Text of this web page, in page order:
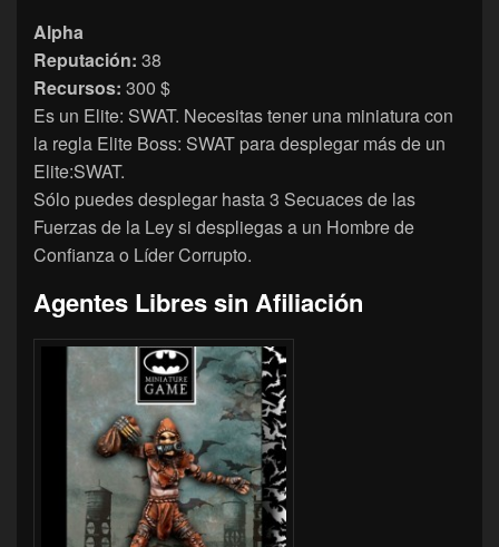
Alpha
Reputación: 38
Recursos: 300 $
Es un Elite: SWAT. Necesitas tener una miniatura con
la regla Elite Boss: SWAT para desplegar más de un
Elite:SWAT.
Sólo puedes desplegar hasta 3 Secuaces de las
Fuerzas de la Ley si despliegas a un Hombre de
Confianza o Líder Corrupto.
Agentes Libres sin Afiliación